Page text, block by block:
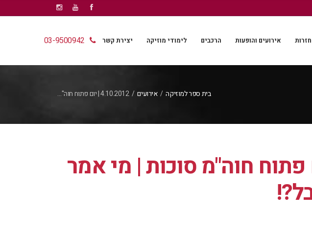
03-9500942 יצירת קשר לימודי מוזיקה הרכבים אירועים והופעות
בית ספר למוזיקה / אירועים / 4.10.2012 | יום פתוח חוה"…
| יום פתוח חוה"מ סוכות | מי אמר